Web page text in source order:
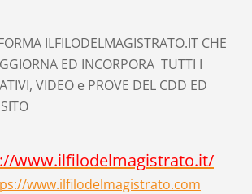
ILFILODELMAGISTRATO.IT CHE
ED INCORPORA TUTTI I
VIDEO e PROVE DEL CDD ED
www.ilfilodelmagistrato.it/
www.ilfilodelmagistrato.com